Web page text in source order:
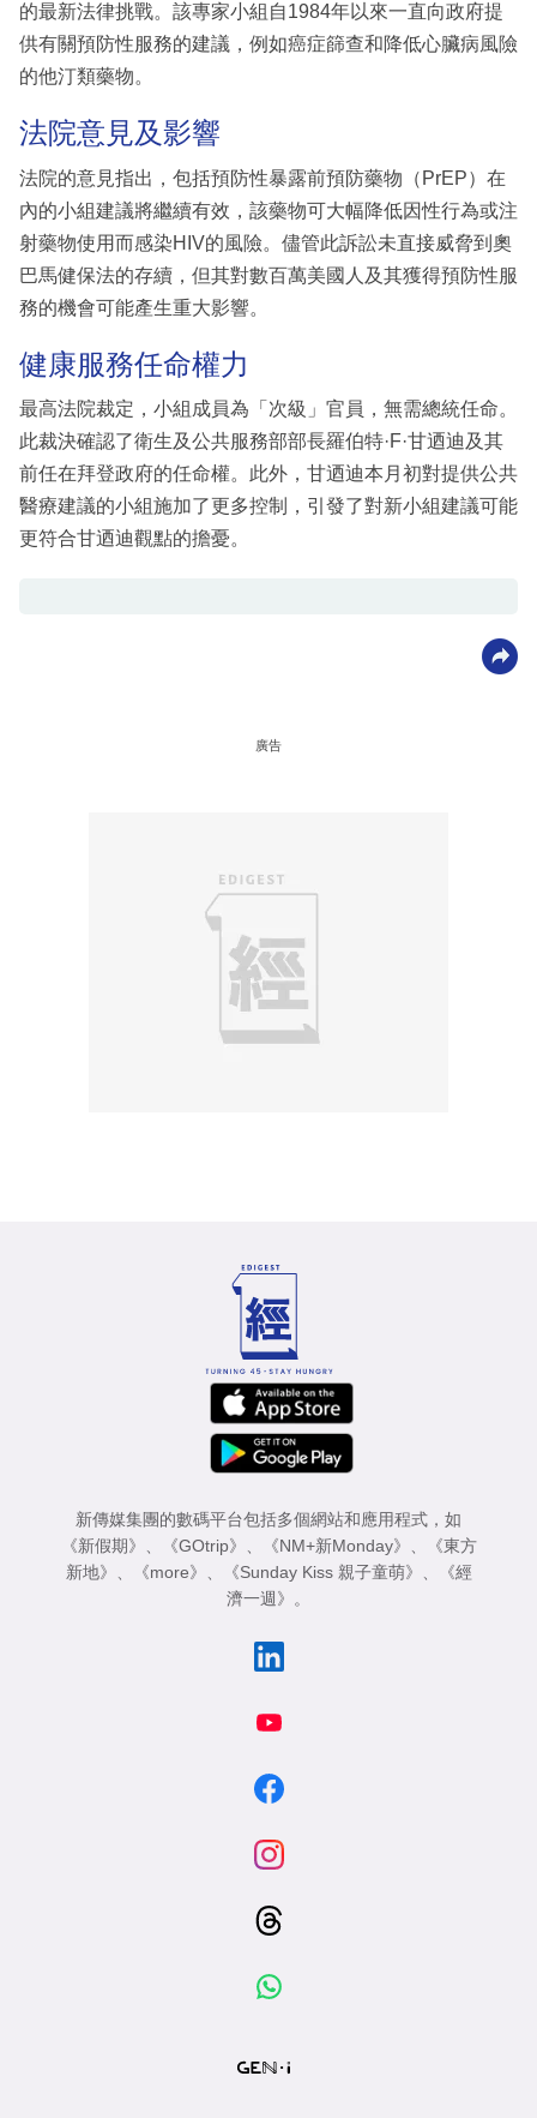
的最新法律挑戰。該專家小組自1984年以來一直向政府提
供有關預防性服務的建議，例如癌症篩查和降低心臟病風險
的他汀類藥物。
法院意見及影響
法院的意見指出，包括預防性暴露前預防藥物（PrEP）在
內的小組建議將繼續有效，該藥物可大幅降低因性行為或注
射藥物使用而感染HIV的風險。儘管此訴訟未直接威脅到奧
巴馬健保法的存續，但其對數百萬美國人及其獲得預防性服
務的機會可能產生重大影響。
健康服務任命權力
最高法院裁定，小組成員為「次級」官員，無需總統任命。
此裁決確認了衛生及公共服務部部長羅伯特·F·甘迺迪及其
前任在拜登政府的任命權。此外，甘迺迪本月初對提供公共
醫療建議的小組施加了更多控制，引發了對新小組建議可能
更符合甘迺迪觀點的擔憂。
廣告
新傳媒集團的數碼平台包括多個網站和應用程式，如
《新假期》
《GOtrip》 《NM+新Monday》
《東方
新地》
《more》 《Sunday Kiss 親子童萌》
《經
濟一週》
。